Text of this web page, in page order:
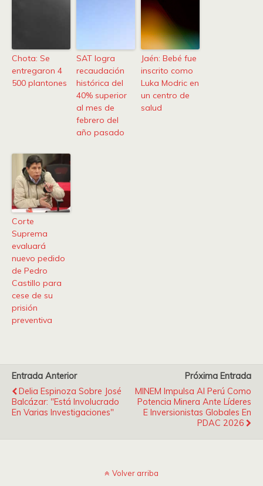
Chota: Se
entregaron 4
500 plantones
SAT logra
recaudación
histórica del
40% superior
al mes de
febrero del
año pasado
Jaén: Bebé fue
inscrito como
Luka Modric en
un centro de
salud
Corte
Suprema
evaluará
nuevo pedido
de Pedro
Castillo para
cese de su
prisión
preventiva
Entrada Anterior
Delia Espinoza Sobre José
Balcázar: "Está Involucrado
En Varias Investigaciones"
Próxima Entrada
MINEM Impulsa Al Perú Como
Potencia Minera Ante Líderes
E Inversionistas Globales En
PDAC 2026
Volver arriba